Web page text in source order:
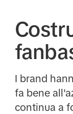
I brand
fa bene
continua a